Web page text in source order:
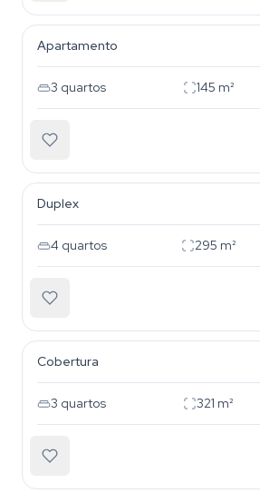
Apartamento
3 quartos 145 m²
Duplex
4 quartos 295 m²
Cobertura
3 quartos 321 m²